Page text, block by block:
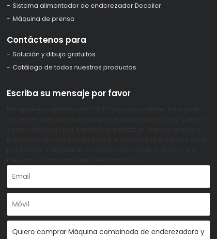
Sistema alimentador de enderezador Decoiler
Máquina de prensa
Contáctenos para
Solución y dibujo gratuitos
Catálogo de todos nuestros productos.
Escriba su mensaje por favor